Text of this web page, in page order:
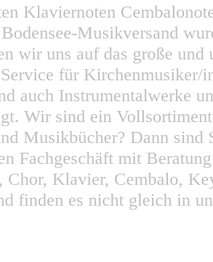
Klaviernoten
Musikversand
wir uns auf das große
für
auch Instrumentalwerke
Wir sind ein
Musikbücher? Dann
Fachgeschäft mit
Chor, Klavier, Cembalo,
finden es nicht gleich in